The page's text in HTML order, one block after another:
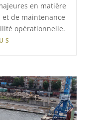
en matière
de maintenance
opérationnelle.